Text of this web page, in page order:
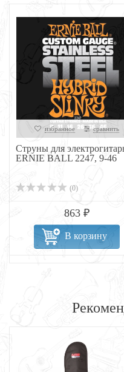
избранное сравнить
Струны для
ERNIE BALL 2247, 9-46
(0)
863 ₽
В корзину